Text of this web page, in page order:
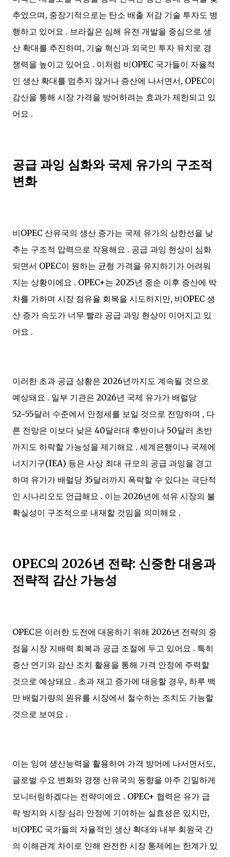
추었으며, 중장기적으로는 탄소 배출 저감 기술 투자도 병
행하고 있어요 . 브라질은 심해 유전 개발을 중심으로 생
산 확대를 추진하며, 기술 혁신과 외국인 투자 유치로 경
쟁력을 높이고 있어요 . 이처럼 비OPEC 국가들이 자율적
인 생산 확대를 멈추지 않거나 증산에 나서면서, OPEC이
감산을 통해 시장 가격을 방어하려는 효과가 제한되고 있
어요 .
공급 과잉 심화와 국제 유가의 구조적
변화
비OPEC 산유국의 생산 증가는 국제 유가의 상한선을 낮
추는 구조적 압력으로 작용해요 . 공급 과잉 현상이 심화
되면서 OPEC이 원하는 균형 가격을 유지하기가 어려워
지는 상황이에요 . OPEC+는 2025년 중순 이후 증산에 박
차를 가하며 시장 점유율 회복을 시도하지만, 비OPEC 생
산 증가 속도가 너무 빨라 공급 과잉 현상이 이어지고 있
어요 .
이러한 초과 공급 상황은 2026년까지도 계속될 것으로
예상돼요 . 일부 기관은 2026년 국제 유가가 배럴당
52~55달러 수준에서 안정세를 보일 것으로 전망하며 , 다
른 전망은 이보다 낮은 40달러대 후반이나 50달러 초반
까지도 하락할 가능성을 제기해요 . 세계은행이나 국제에
너지기구(IEA) 등은 사상 최대 규모의 공급 과잉을 경고
하며 유가가 배럴당 35달러까지 폭락할 수 있다는 극단적
인 시나리오도 언급해요 . 이는 2026년에 석유 시장의 불
확실성이 구조적으로 내재할 것임을 의미해요 .
OPEC의 2026년 전략: 신중한 대응과
전략적 감산 가능성
OPEC은 이러한 도전에 대응하기 위해 2026년 전략의 중
점을 시장 지배력 회복과 공급 조절에 두고 있어요 . 특히
증산 연기와 감산 조치 활용을 통해 가격 안정에 주력할
것으로 예상돼요 . 초과 재고 증가에 대응할 경우, 하루 백
만 배럴가량의 원유를 시장에서 철수하는 조치도 가능할
것으로 보여요 .
이는 잉여 생산능력을 활용하여 가격 방어에 나서면서도,
글로벌 수요 변화와 경쟁 산유국의 동향을 아주 긴밀하게
모니터링하겠다는 전략이에요 . OPEC+ 협력은 유가 급
락 방지와 시장 심리 안정에 기여하는 실효성은 있지만,
비OPEC 국가들의 자율적인 생산 확대와 내부 회원국 간
의 이해관계 차이로 인해 완전한 시장 통제에는 한계가 있